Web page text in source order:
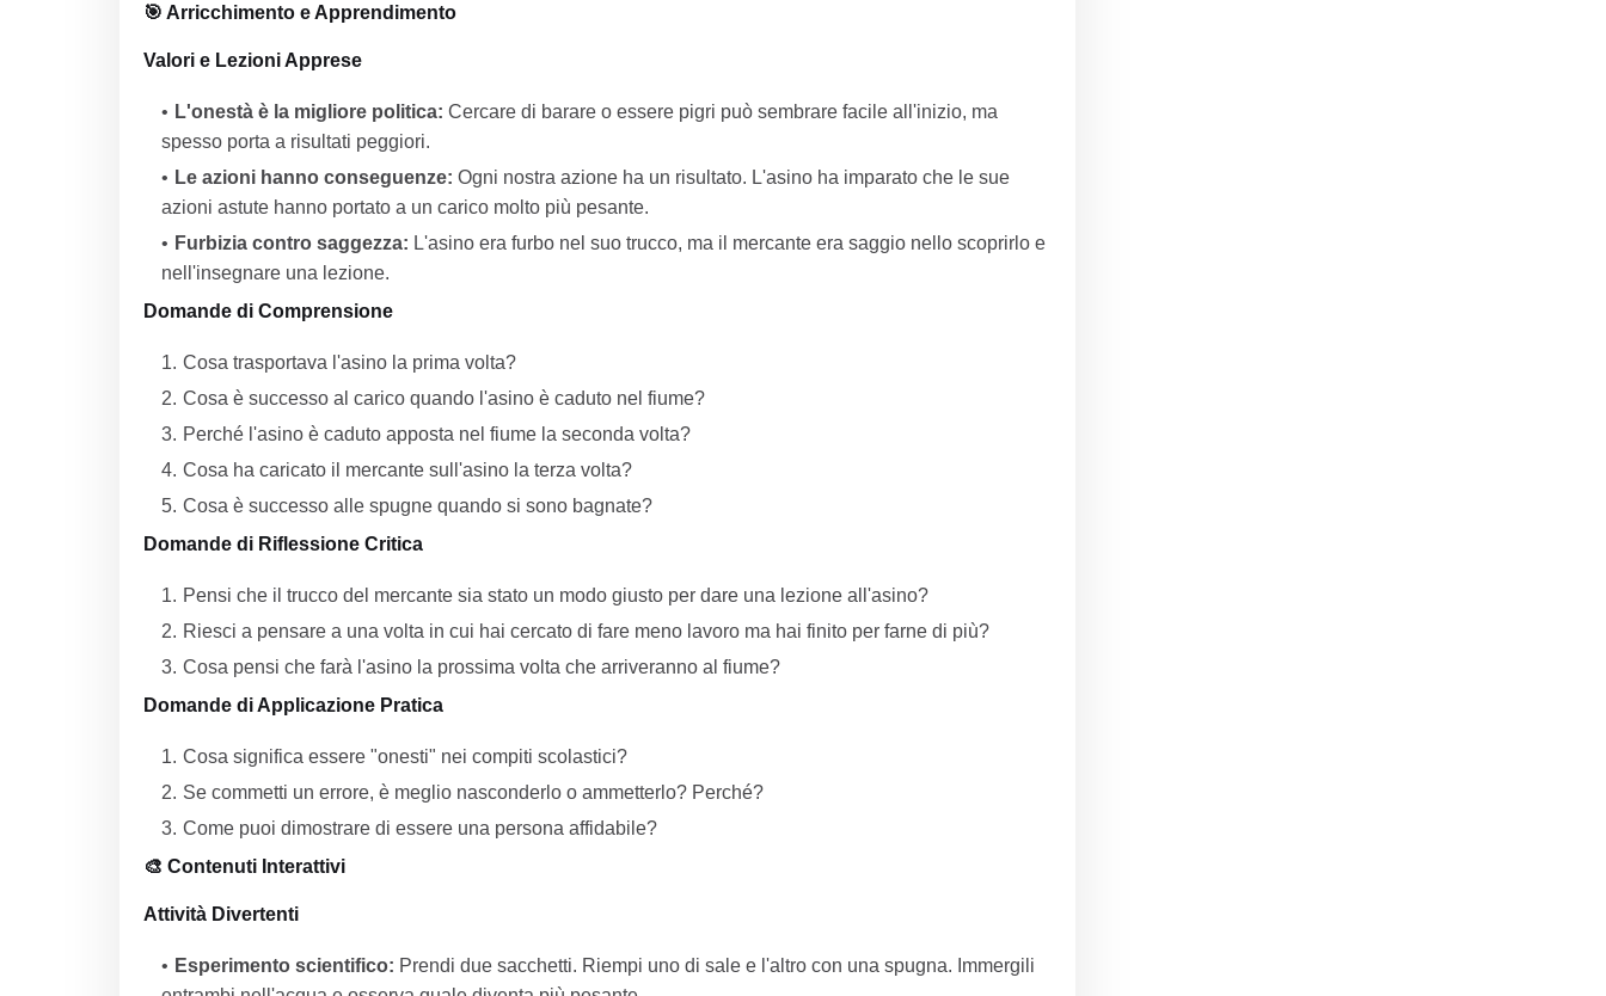
🎯 Arricchimento e Apprendimento
Valori e Lezioni Apprese
L'onestà è la migliore politica: Cercare di barare o essere pigri può sembrare facile all'inizio, ma
spesso porta a risultati peggiori.
Le azioni hanno conseguenze: Ogni nostra azione ha un risultato. L'asino ha imparato che le sue
azioni astute hanno portato a un carico molto più pesante.
Furbizia contro saggezza: L'asino era furbo nel suo trucco, ma il mercante era saggio nello scoprirlo e
nell'insegnare una lezione.
Domande di Comprensione
Cosa trasportava l'asino la prima volta?
Cosa è successo al carico quando l'asino è caduto nel fiume?
Perché l'asino è caduto apposta nel fiume la seconda volta?
Cosa ha caricato il mercante sull'asino la terza volta?
Cosa è successo alle spugne quando si sono bagnate?
Domande di Riflessione Critica
Pensi che il trucco del mercante sia stato un modo giusto per dare una lezione all'asino?
Riesci a pensare a una volta in cui hai cercato di fare meno lavoro ma hai finito per farne di più?
Cosa pensi che farà l'asino la prossima volta che arriveranno al fiume?
Domande di Applicazione Pratica
Cosa significa essere "onesti" nei compiti scolastici?
Se commetti un errore, è meglio nasconderlo o ammetterlo? Perché?
Come puoi dimostrare di essere una persona affidabile?
🎨 Contenuti Interattivi
Attività Divertenti
Esperimento scientifico: Prendi due sacchetti. Riempi uno di sale e l'altro con una spugna. Immergili